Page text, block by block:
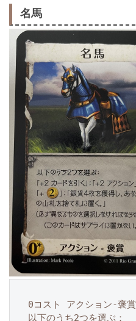
名馬
0コスト アクション-褒賞
以下のうち2つを選ぶ：